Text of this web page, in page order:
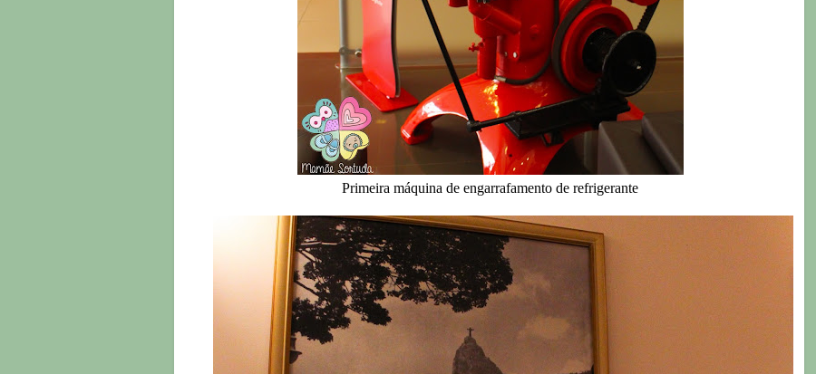
Primeira máquina de engarrafamento de refrigerante